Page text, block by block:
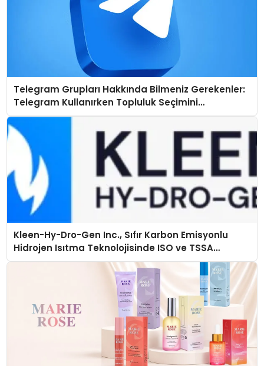
Telegram Grupları Hakkında Bilmeniz Gerekenler:
Telegram Kullanırken Topluluk Seçimini
Kolaylaştırın
Kleen-Hy-Dro-Gen Inc., Sıfır Karbon Emisyonlu
Hidrojen Isıtma Teknolojisinde ISO ve TSSA
Düzenleyici Onaylarını Aldı